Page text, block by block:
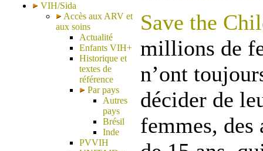
VIH/Sida
Accès aux ARV et
aux soins
Actualité
Enfants VIH+
Historique et
textes de
référence
Par pays
Autres
pays
Brésil
Inde
PVVIH
Save the
millions de
n’ont
décider de
femmes, des